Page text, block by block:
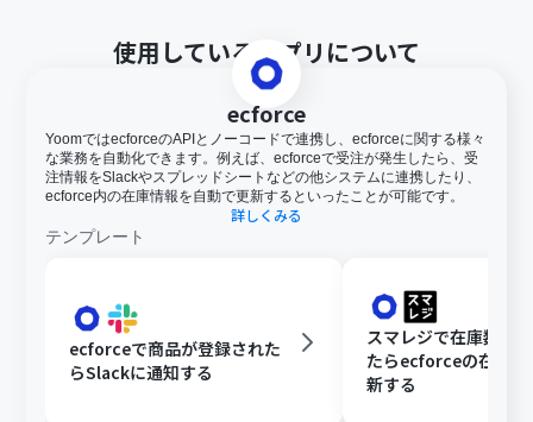
使用しているアプリについて
ecforce
YoomではecforceのAPIとノーコードで連携し、ecforceに関する様々
な業務を自動化できます。例えば、ecforceで受注が発生したら、受
注情報をSlackやスプレッドシートなどの他システムに連携したり、
ecforce内の在庫情報を自動で更新するといったことが可能です。
詳しくみる
テンプレート
ecforceで商品が登録された
らSlackに通知する
スマレジで在庫数が
たらecforceの在庫情
新する